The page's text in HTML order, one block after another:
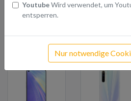
YoutubeWird verwendet, um
entsperren.
Nur notwendige